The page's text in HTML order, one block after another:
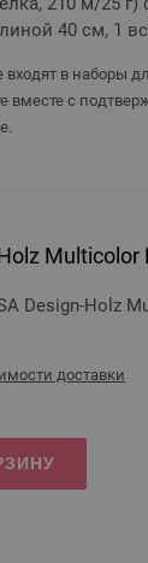
40 см, 1
в наборы
вместе с
Design-Holz
доставки